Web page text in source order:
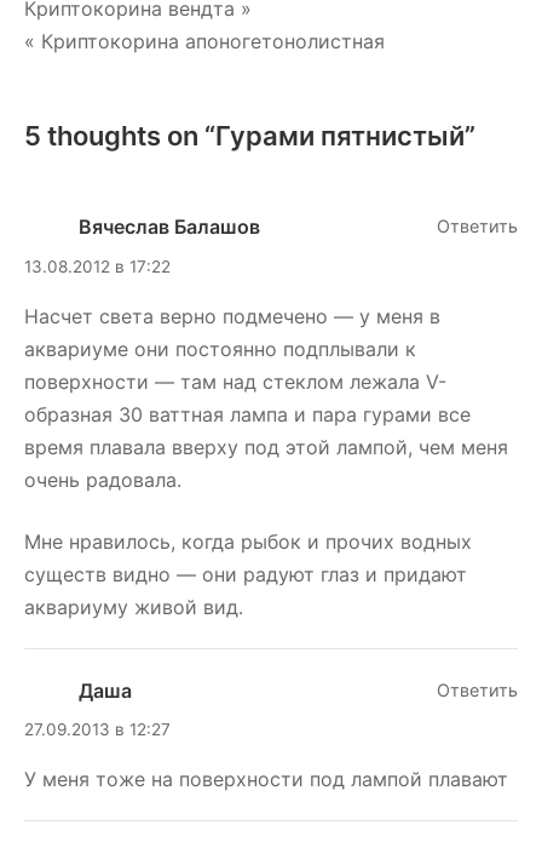
Навигация
по
Криптокорина вендта »
« Криптокорина апоногетонолистная
5 thoughts on “Гурами пятнистый”
Вячеслав Балашов
13.08.2012 в 17:22
Насчет света верно подмечено — у меня в
аквариуме они постоянно подплывали к
поверхности — там над стеклом лежала V-
образная 30 ваттная лампа и пара гурами все
время плавала вверху под этой лампой, чем меня
очень радовала.
Мне нравилось, когда рыбок и прочих водных
существ видно — они радуют глаз и придают
аквариуму живой вид.
Ответить
Даша
27.09.2013 в 12:27
У меня тоже на поверхности под лампой плавают
Ответить